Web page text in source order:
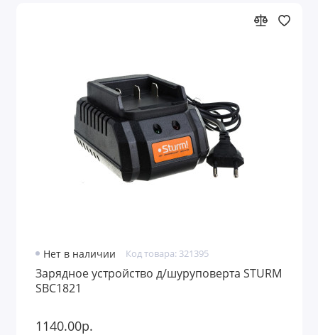
Нет в наличии Код товара: 321395
Зарядное устройство д/шуруповерта STURM
SBC1821
1140.00р.